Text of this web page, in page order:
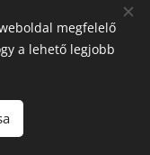
címét.
megfelelő
a lehető legjobb